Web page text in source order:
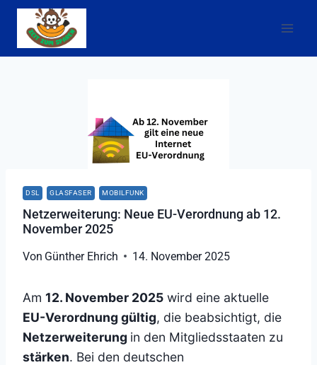
Zum
Inhalt
springen
DSL GLASFASER MOBILFUNK
Netzerweiterung: Neue EU-Verordnung ab 12.
November 2025
Von Günther Ehrich 14. November 2025
Am 12. November 2025 wird eine aktuelle
EU-Verordnung gültig, die beabsichtigt, die
Netzerweiterung in den Mitgliedsstaaten zu
stärken. Bei den deutschen